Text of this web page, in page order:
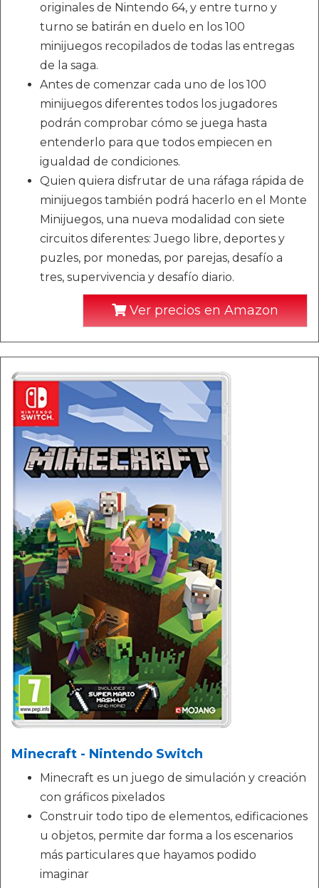
originales de Nintendo 64, y entre turno y
turno se batirán en duelo en los 100
minijuegos recopilados de todas las entregas
de la saga.
Antes de comenzar cada uno de los 100
minijuegos diferentes todos los jugadores
podrán comprobar cómo se juega hasta
entenderlo para que todos empiecen en
igualdad de condiciones.
Quien quiera disfrutar de una ráfaga rápida de
minijuegos también podrá hacerlo en el Monte
Minijuegos, una nueva modalidad con siete
circuitos diferentes: Juego libre, deportes y
puzles, por monedas, por parejas, desafío a
tres, supervivencia y desafío diario.
Ver precios en Amazon
Minecraft - Nintendo Switch
Minecraft es un juego de simulación y creación
con gráficos pixelados
Construir todo tipo de elementos, edificaciones
u objetos, permite dar forma a los escenarios
más particulares que hayamos podido
imaginar